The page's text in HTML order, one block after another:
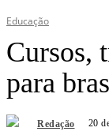
Educação
Cursos,
para
Redação 20